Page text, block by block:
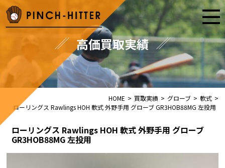
高価買取実績
HOME > 買取実績 > グローブ > 軟式 >
ローリングス Rawlings HOH 軟式 外野手用 グローブ GR3HOB88MG 左投用
ローリングス Rawlings HOH 軟式 外野手用 グローブ
GR3HOB88MG 左投用